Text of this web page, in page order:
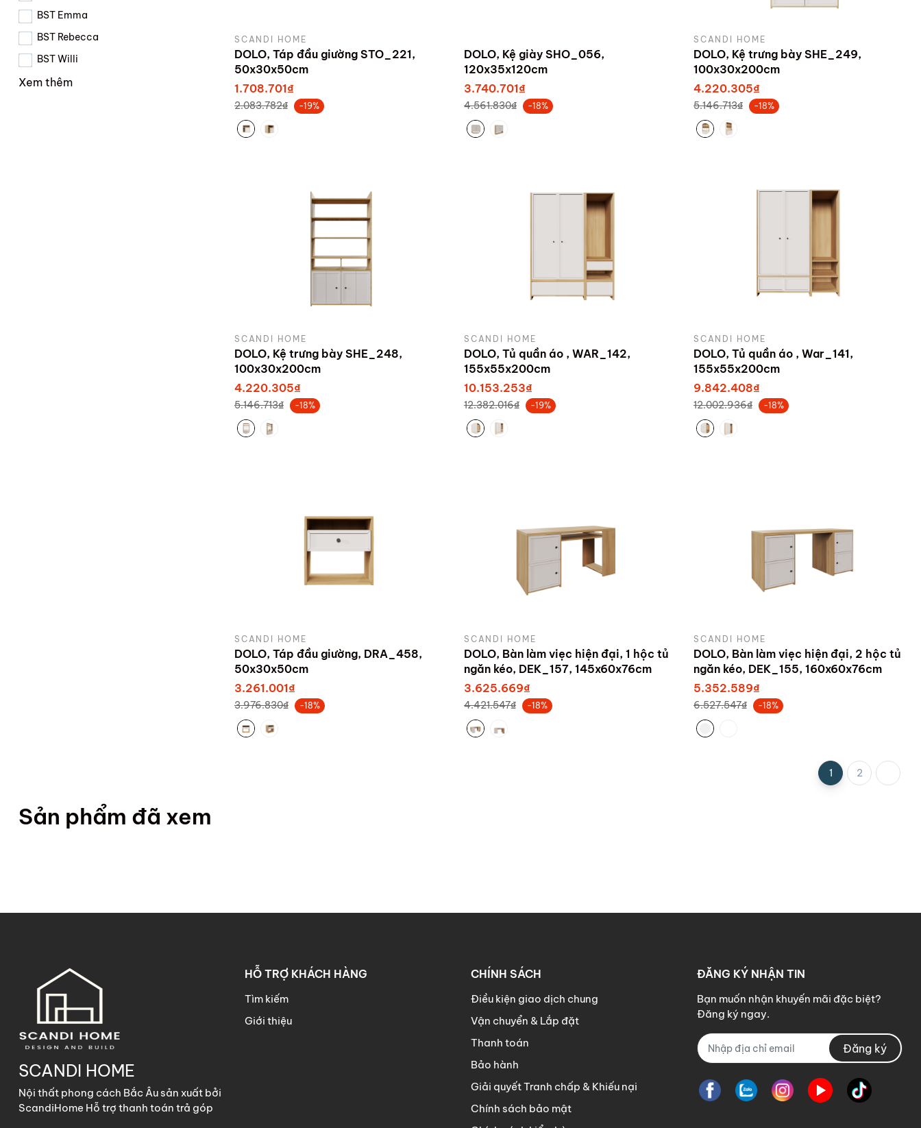
BST Emma
BST Rebecca
BST Willi
Xem thêm
SCANDI HOME
DOLO, Táp đầu giường STO_221,
50x30x50cm
1.708.701₫
2.083.782₫ -19%
DOLO, Kệ giày SHO_056,
120x35x120cm
3.740.701₫
4.561.830₫ -18%
SCANDI HOME
DOLO, Kệ trưng bày SHE_249,
100x30x200cm
4.220.305₫
5.146.713₫ -18%
SCANDI HOME
DOLO, Kệ trưng bày SHE_248,
100x30x200cm
4.220.305₫
5.146.713₫ -18%
SCANDI HOME
DOLO, Tủ quần áo , WAR_142,
155x55x200cm
10.153.253₫
12.382.016₫ -19%
SCANDI HOME
DOLO, Tủ quần áo , War_141,
155x55x200cm
9.842.408₫
12.002.936₫ -18%
SCANDI HOME
DOLO, Táp đầu giường, DRA_458,
50x30x50cm
3.261.001₫
3.976.830₫ -18%
SCANDI HOME
DOLO, Bàn làm viẹc hiện đại, 1 hộc tủ
ngăn kéo, DEK_157, 145x60x76cm
3.625.669₫
4.421.547₫ -18%
SCANDI HOME
DOLO, Bàn làm viẹc hiện đại, 2 hộc tủ
ngăn kéo, DEK_155, 160x60x76cm
5.352.589₫
6.527.547₫ -18%
1 2
Sản phẩm đã xem
SCANDI HOME
Nội thất phong cách Bắc Âu sản xuất bởi
ScandiHome Hỗ trợ thanh toán trả góp
HỖ TRỢ KHÁCH HÀNG
Tìm kiếm
Giới thiệu
CHÍNH SÁCH
Điều kiện giao dịch chung
Vận chuyển & Lắp đặt
Thanh toán
Bảo hành
Giải quyết Tranh chấp & Khiếu nại
Chính sách bảo mật
ĐĂNG KÝ NHẬN TIN
Bạn muốn nhận khuyến mãi đặc biệt?
Đăng ký ngay.
Đăng ký